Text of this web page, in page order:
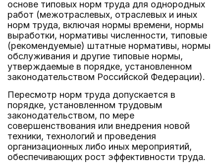
основе типовых норм труда для однородных
работ (межотраслевых, отраслевых и иных
норм труда, включая нормы времени, нормы
выработки, нормативы численности, типовые
(рекомендуемые) штатные нормативы, нормы
обслуживания и другие типовые нормы,
утверждаемые в порядке, установленном
законодательством Российской Федерации).
Пересмотр норм труда допускается в
порядке, установленном трудовым
законодательством, по мере
совершенствования или внедрения новой
техники, технологий и проведения
организационных либо иных мероприятий,
обеспечивающих рост эффективности труда.